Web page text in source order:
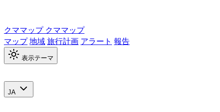
クママップ クママップ
マップ地域旅行計画 アラート 報告
表示テーマ
JA